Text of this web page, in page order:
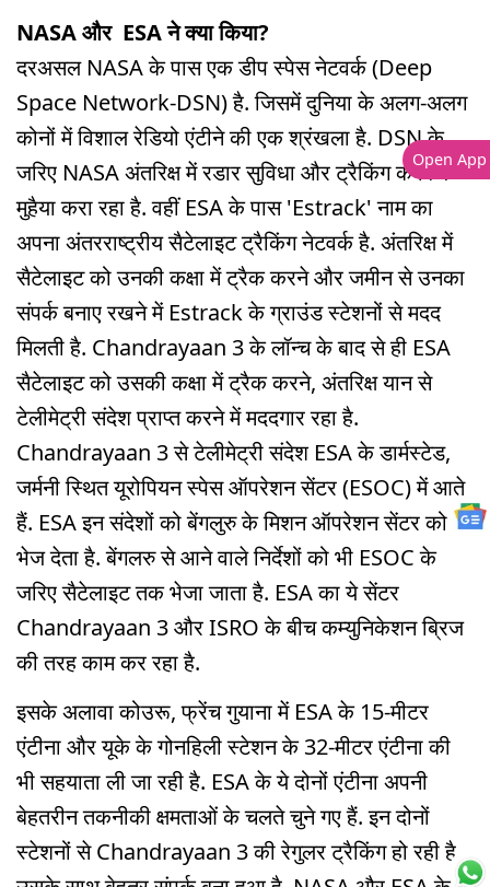
NASA और ESA ने क्या किया?
दरअसल NASA के पास एक डीप स्पेस नेटवर्क (Deep
Space Network-DSN) है. जिसमें दुनिया के अलग-अलग
कोनों में विशाल रेडियो एंटीने की एक श्रंखला है. DSN के
जरिए NASA अंतरिक्ष में रडार सुविधा और ट्रैकिंग कवरेज
मुहैया करा रहा है. वहीं ESA के पास 'Estrack' नाम का
अपना अंतरराष्ट्रीय सैटेलाइट ट्रैकिंग नेटवर्क है. अंतरिक्ष में
सैटेलाइट को उनकी कक्षा में ट्रैक करने और जमीन से उनका
संपर्क बनाए रखने में Estrack के ग्राउंड स्टेशनों से मदद
मिलती है. Chandrayaan 3 के लॉन्च के बाद से ही ESA
सैटेलाइट को उसकी कक्षा में ट्रैक करने, अंतरिक्ष यान से
टेलीमेट्री संदेश प्राप्त करने में मददगार रहा है.
Chandrayaan 3 से टेलीमेट्री संदेश ESA के डार्मस्टेड,
जर्मनी स्थित यूरोपियन स्पेस ऑपरेशन सेंटर (ESOC) में आते
हैं. ESA इन संदेशों को बेंगलुरु के मिशन ऑपरेशन सेंटर को
भेज देता है. बेंगलरु से आने वाले निर्देशों को भी ESOC के
जरिए सैटेलाइट तक भेजा जाता है. ESA का ये सेंटर
Chandrayaan 3 और ISRO के बीच कम्युनिकेशन ब्रिज
की तरह काम कर रहा है.
इसके अलावा कोउरू, फ्रेंच गुयाना में ESA के 15-मीटर
एंटीना और यूके के गोनहिली स्टेशन के 32-मीटर एंटीना की
भी सहयाता ली जा रही है. ESA के ये दोनों एंटीना अपनी
बेहतरीन तकनीकी क्षमताओं के चलते चुने गए हैं. इन दोनों
स्टेशनों से Chandrayaan 3 की रेगुलर ट्रैकिंग हो रही है.
Open App